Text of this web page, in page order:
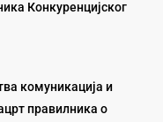
Конкуренцијског
комуникација и
правилника о